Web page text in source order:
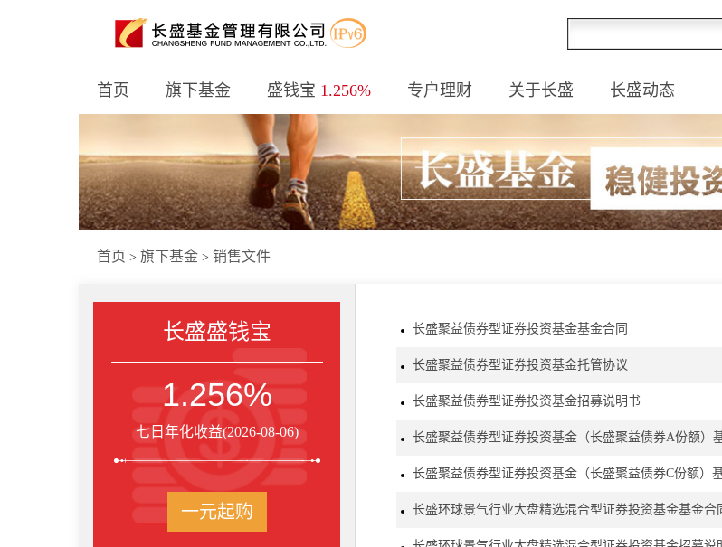
首页 旗下基金 盛钱宝 1.256% 专户理财 关于长盛 长盛动态
首页 > 旗下基金 > 销售文件
长盛盛钱宝
1.256%
七日年化收益(2026-08-06)
一元起购
长盛聚益债券型证券投资基金基金合同
长盛聚益债券型证券投资基金托管协议
长盛聚益债券型证券投资基金招募说明书
长盛聚益债券型证券投资基金（长盛聚益债券A份额）
长盛聚益债券型证券投资基金（长盛聚益债券C份额）
长盛环球景气行业大盘精选混合型证券投资基金基金合